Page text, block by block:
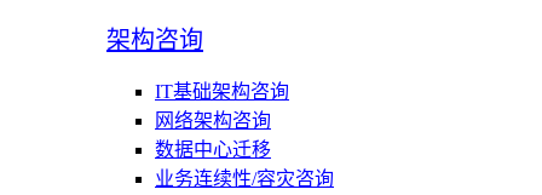
架构咨询
IT基础架构咨询
网络架构咨询
数据中心迁移
业务连续性/容灾咨询